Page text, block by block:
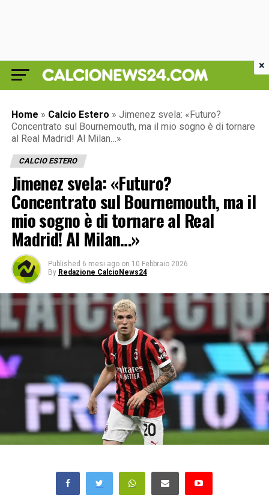
Home » Calcio Estero » Jimenez svela: «Futuro?
Concentrato sul Bournemouth, ma il mio sogno è di tornare
al Real Madrid! Al Milan…»
CALCIO ESTERO
Jimenez svela: «Futuro?
Concentrato sul Bournemouth, ma il
mio sogno è di tornare al Real
Madrid! Al Milan…»
Published 6 mesi ago on 10 Febbraio 2026
By Redazione CalcioNews24
×